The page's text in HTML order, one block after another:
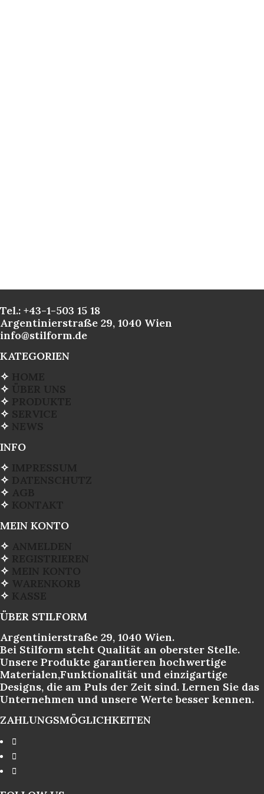
Tel.: +43-1-503 15 18
Argentinierstraße 29, 1040 Wien
info@stilform.de
KATEGORIEN
✧
✧
✧
✧
✧
INFO
✧
✧
✧
✧
MEIN KONTO
✧
✧
✧
✧
✧
ÜBER STILFORM
Argentinierstraße 29, 1040 Wien.
Bei Stilform steht Qualität an oberster Stelle.
Unsere Produkte garantieren hochwertige
Materialen,Funktionalität und einzigartige
Designs, die am Puls der Zeit sind. Lernen Sie das
Unternehmen und unsere Werte besser kennen.
ZAHLUNGSMÖGLICHKEITEN